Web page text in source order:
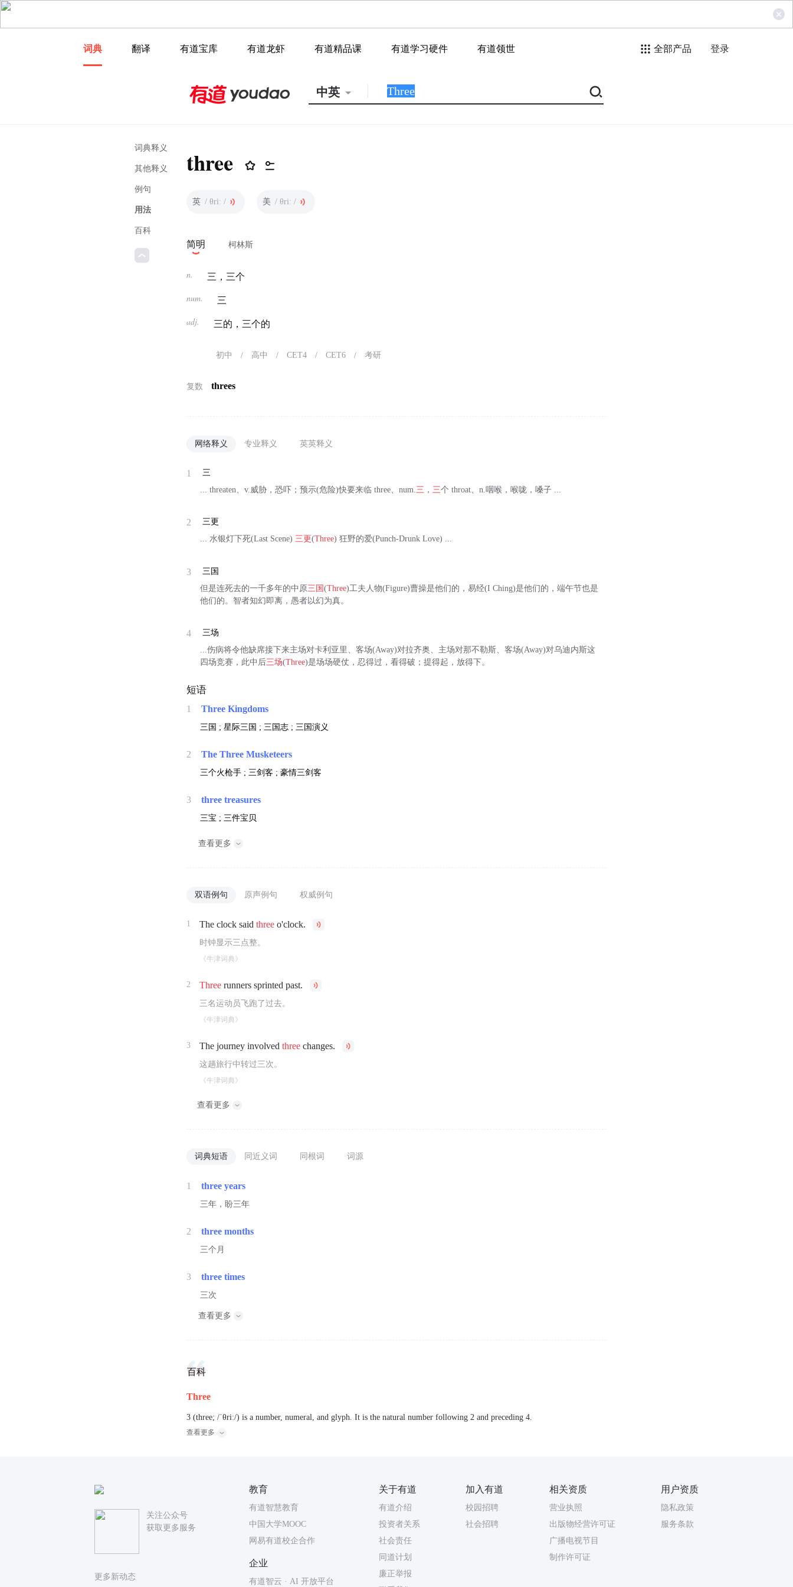
词典 翻译 有道宝库 有道龙虾 有道精品课 有道学习硬件 有道领世 全部产品 登录
中英
词典释义
其他释义
例句
用法
百科
three
英 / θriː / 美 / θriː /
简明 柯林斯
n. 三，三个
num. 三
adj. 三的，三个的
初中 / 高中 / CET4 / CET6 / 考研
复数 threes
网络释义 专业释义 英英释义
1
三
... threaten、v.威胁，恐吓；预示(危险)快要来临 three、num. 三 ， 三个 throat、n.咽喉，喉咙，嗓子 ...
2
三更
... 水银灯下死(Last Scene)三更(Three) 狂野的爱(Punch-Drunk Love) ...
3
三国
但是连死去的一千多年的中原三国(Three)工夫人物(Figure)曹操是他们的，易经(I Ching)是他们的，端午节也是
他们的。智者知幻即离，愚者以幻为真。
4
三场
...伤病将令他缺席接下来主场对卡利亚里、客场(Away)对拉齐奥、主场对那不勒斯、客场(Away)对乌迪内斯这
四场竞赛，此中后三场(Three)是场场硬仗，忍得过，看得破；提得起，放得下。
短语
1 Three Kingdoms
三国 ; 星际三国 ; 三国志 ; 三国演义
2 The Three Musketeers
三个火枪手 ; 三剑客 ; 豪情三剑客
3 three treasures
三宝 ; 三件宝贝
查看更多
双语例句 原声例句 权威例句
1 The clock saidthree o'clock.
时钟显示三点整。
《牛津词典》
2 Three runners sprinted past.
三名运动员飞跑了过去。
《牛津词典》
3 The journey involvedthree changes.
这趟旅行中转过三次。
《牛津词典》
查看更多
词典短语 同近义词 同根词 词源
1 three years
三年，盼三年
2 three months
三个月
3 three times
三次
查看更多
百科
Three
3 (three; /ˈθriː/) is a number, numeral, and glyph. It is the natural number following 2 and preceding 4.
查看更多
关注公众号
获取更多服务
更多新动态
教育
有道智慧教育
中国大学MOOC
网易有道校企合作
关于有道
有道介绍
投资者关系
社会责任
同道计划
廉正举报
加入有道
校园招聘
社会招聘
相关资质
营业执照
出版物经营许可证
广播电视节目
制作许可证
用户资质
隐私政策
服务条款
企业
有道智云 · AI 开放平台